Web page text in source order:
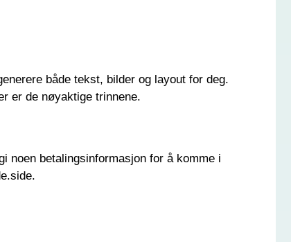
både tekst, bilder og layout for deg.
er de nøyaktige trinnene.
noen betalingsinformasjon for å komme i